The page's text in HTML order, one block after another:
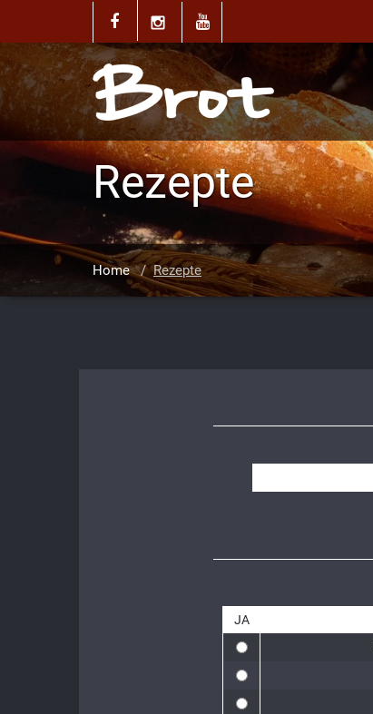
Rezepte
Home/Rezepte
JA